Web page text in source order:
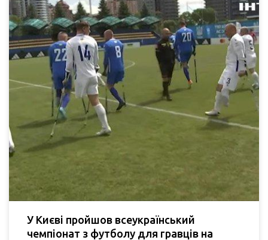
У Києві пройшов всеукраїнський
чемпіонат з футболу для гравців на